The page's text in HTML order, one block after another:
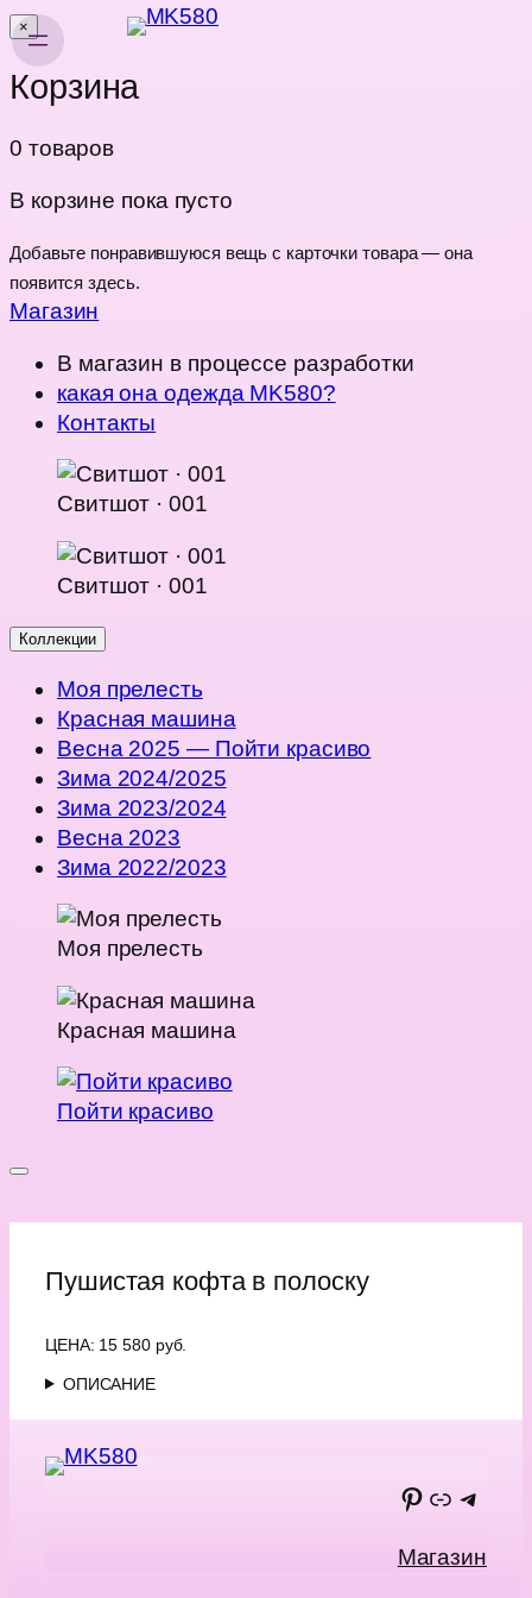
×
Корзина
0 товаров
В корзине пока пусто
Добавьте понравившуюся вещь с карточки товара — она
появится здесь.
Магазин
В магазин в процессе разработки
какая она одежда MK580?
Контакты
Свитшот · 001
Свитшот · 001
Коллекции
Моя прелесть
Красная машина
Весна 2025 — Пойти красиво
Зима 2024/2025
Зима 2023/2024
Весна 2023
Зима 2022/2023
Моя прелесть
Красная машина
Пойти красиво
к
Пушистая кофта в полоску
ЦЕНА: 15 580 руб.
ОПИСАНИЕ
Pinterest
Макс
Магазин